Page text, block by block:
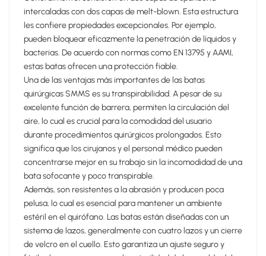
intercaladas con dos capas de melt-blown. Esta estructura
les confiere propiedades excepcionales. Por ejemplo,
pueden bloquear eficazmente la penetración de líquidos y
bacterias. De acuerdo con normas como EN 13795 y AAMI,
estas batas ofrecen una protección fiable.
Una de las ventajas más importantes de las batas
quirúrgicas SMMS es su transpirabilidad. A pesar de su
excelente función de barrera, permiten la circulación del
aire, lo cual es crucial para la comodidad del usuario
durante procedimientos quirúrgicos prolongados. Esto
significa que los cirujanos y el personal médico pueden
concentrarse mejor en su trabajo sin la incomodidad de una
bata sofocante y poco transpirable.
Además, son resistentes a la abrasión y producen poca
pelusa, lo cual es esencial para mantener un ambiente
estéril en el quirófano. Las batas están diseñadas con un
sistema de lazos, generalmente con cuatro lazos y un cierre
de velcro en el cuello. Esto garantiza un ajuste seguro y